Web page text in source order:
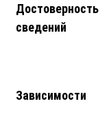
Достоверность
сведений
Зависимости